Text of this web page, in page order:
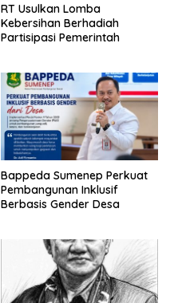
RT Usulkan Lomba
Kebersihan Berhadiah
Partisipasi Pemerintah
Bappeda Sumenep Perkuat
Pembangunan Inklusif
Berbasis Gender Desa